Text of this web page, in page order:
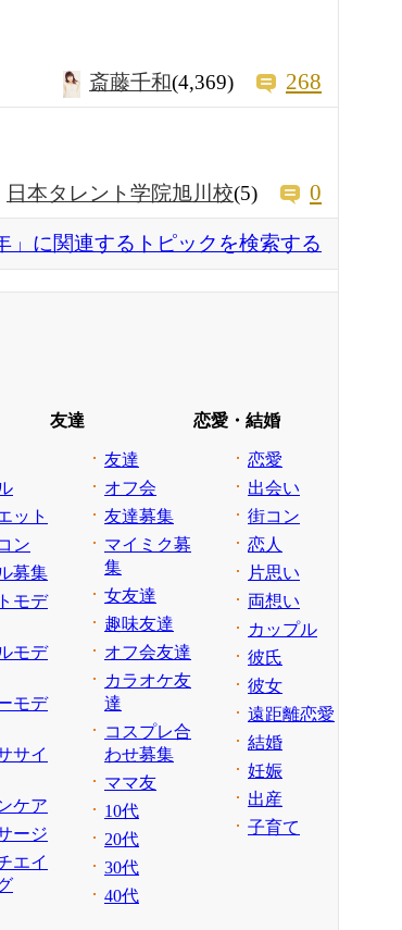
斎藤千和(4,369) 268
日本タレント学院旭川校(5) 0
」に関連するトピックを検索する
ット
ン
募集
モデ
モデ
モデ
サイ
ケア
ージ
エイ
友達
友達
オフ会
友達募集
マイミク募
集
女友達
趣味友達
オフ会友達
カラオケ友
達
コスプレ合
わせ募集
ママ友
10代
20代
30代
40代
恋愛・結婚
恋愛
出会い
街コン
恋人
片思い
両想い
カップル
彼氏
彼女
遠距離恋愛
結婚
妊娠
出産
子育て